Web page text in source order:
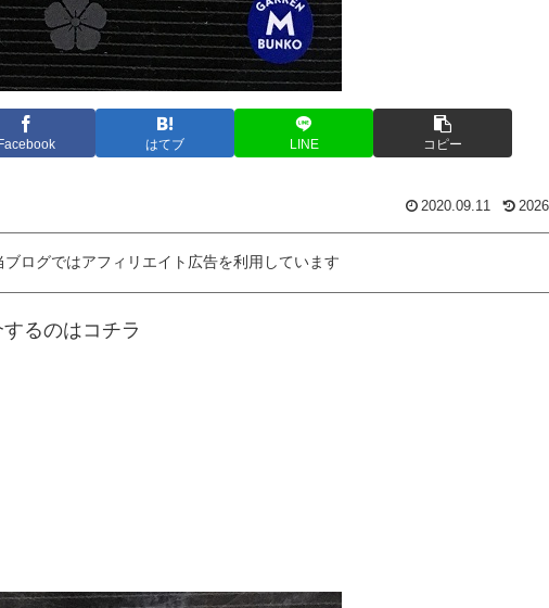
Facebook はてブ LINE コピー
2020.09.11
ブログではアフィリエイト広告を利用しています
るのはコチラ